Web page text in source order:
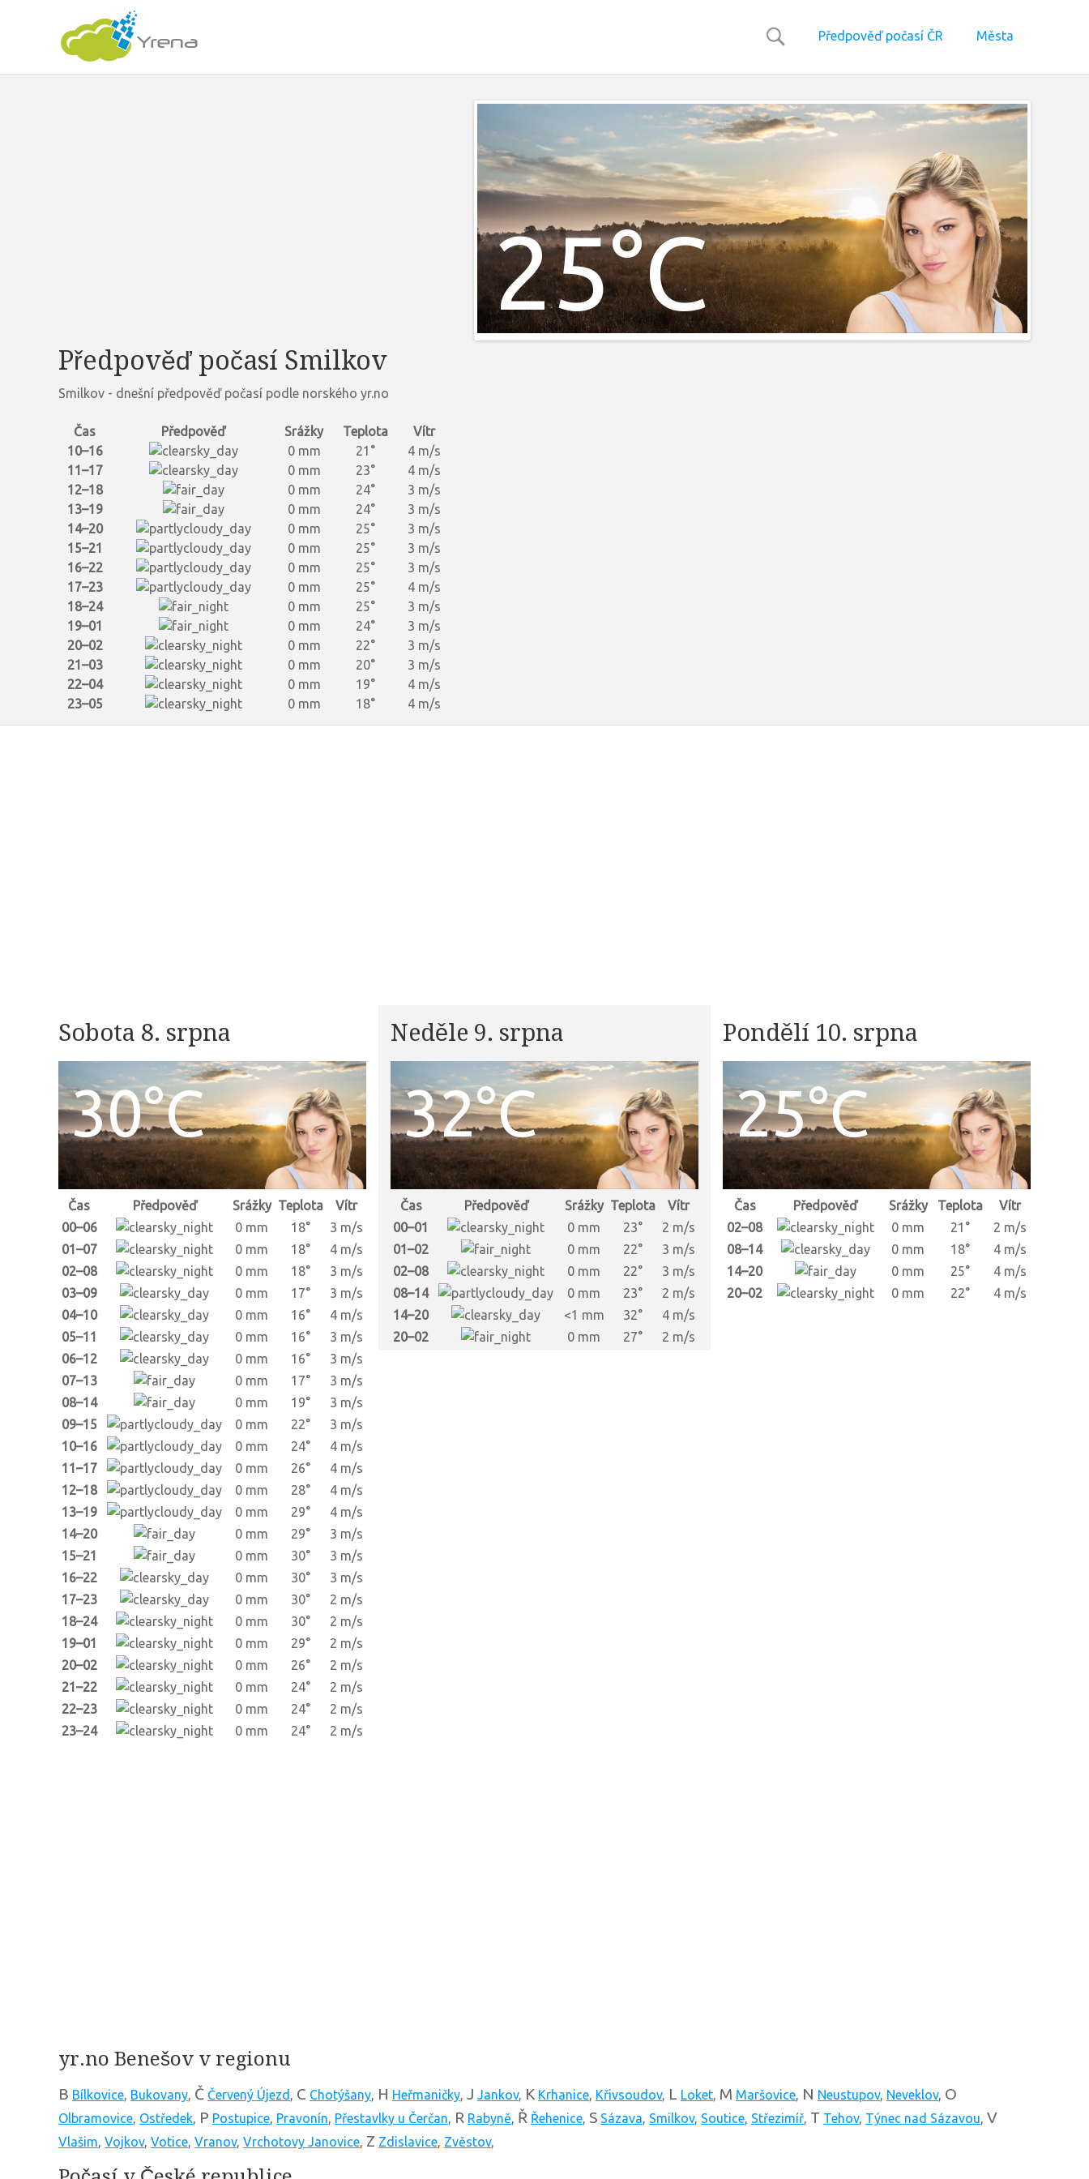
Předpověď počasí ČR Města
Předpověď počasí Smilkov
Smilkov - dnešní předpověď počasí podle norského yr.no
Čas Předpověď Srážky Teplota
Vítr
10–16
0 mm 21°
4 m/s
11–17
0 mm 23°
4 m/s
12–18
0 mm 24°
3 m/s
13–19
0 mm 24°
3 m/s
14–20
0 mm 25°
3 m/s
15–21
0 mm 25°
3 m/s
16–22
0 mm 25°
3 m/s
17–23
0 mm 25°
4 m/s
18–24
0 mm 25°
3 m/s
19–01
0 mm 24°
3 m/s
20–02
0 mm 22°
3 m/s
21–03
0 mm 20°
3 m/s
22–04
0 mm 19°
4 m/s
23–05
0 mm 18° 4 m/s
25°C
Sobota 8. srpna
30°C
Čas Předpověď Srážky Teplota
Vítr
00–06
0 mm 18°
3 m/s
01–07
0 mm 18°
4 m/s
02–08
0 mm 18°
3 m/s
03–09
0 mm 17°
3 m/s
04–10
0 mm 16°
4 m/s
05–11
0 mm 16°
3 m/s
06–12
0 mm 16°
3 m/s
07–13
0 mm 17°
3 m/s
08–14
0 mm 19°
3 m/s
09–15
0 mm 22°
3 m/s
10–16
0 mm 24°
4 m/s
11–17
0 mm 26°
4 m/s
12–18
0 mm 28°
4 m/s
13–19
0 mm 29°
4 m/s
14–20
0 mm 29°
3 m/s
15–21
0 mm 30°
3 m/s
16–22
0 mm 30°
3 m/s
17–23
0 mm 30°
2 m/s
18–24
0 mm 30°
2 m/s
19–01
0 mm 29°
2 m/s
20–02
0 mm 26°
2 m/s
21–22
0 mm 24°
2 m/s
22–23
0 mm 24°
2 m/s
23–24
0 mm 24° 2 m/s
Neděle 9. srpna
32°C
Čas Předpověď Srážky Teplota
Vítr
00–01
0 mm 23°
2 m/s
01–02
0 mm 22°
3 m/s
02–08
0 mm 22°
3 m/s
08–14
0 mm 23°
2 m/s
14–20
<1 mm 32°
4 m/s
20–02
0 mm 27° 2 m/s
Pondělí 10. srpna
25°C
Čas Předpověď Srážky Teplota
Vítr
02–08
0 mm 21°
2 m/s
08–14
0 mm 18°
4 m/s
14–20
0 mm 25°
4 m/s
20–02
0 mm 22° 4 m/s
yr.no Benešov v regionu
B Bílkovice, Bukovany, Č Červený Újezd , C Chotýšany, H Heřmaničky, J Jankov, K Krhanice, Křivsoudov, L Loket, M Maršovice, N Neustupov, Neveklov, O
Olbramovice, Ostředek, P Postupice, Pravonín, Přestavlky u Čerčan, R Rabyně, Ř Řehenice, S Sázava, Smilkov, Soutice, Střezimíř, T Tehov, Týnec nad Sázavou, V
Vlašim, Vojkov, Votice, Vranov, Vrchotovy Janovice, Z Zdislavice, Zvěstov,